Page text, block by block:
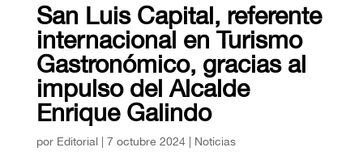
San Luis Capital, referente
internacional en Turismo
Gastronómico, gracias al
impulso del Alcalde
Enrique Galindo
por Editorial| 7 octubre 2024| Noticias